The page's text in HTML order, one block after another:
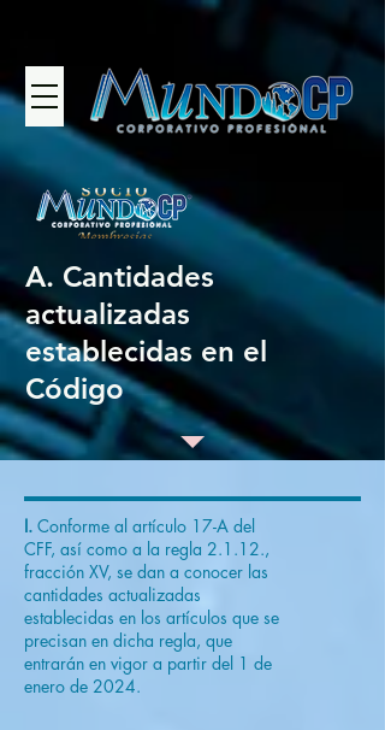
A. Cantidades
actualizadas
establecidas en el
Código
I. Conforme al artículo 17-A del
CFF, así como a la regla 2.1.12.,
fracción XV, se dan a conocer las
cantidades actualizadas
establecidas en los artículos que se
precisan en dicha regla, que
entrarán en vigor a partir del 1 de
enero de 2024.